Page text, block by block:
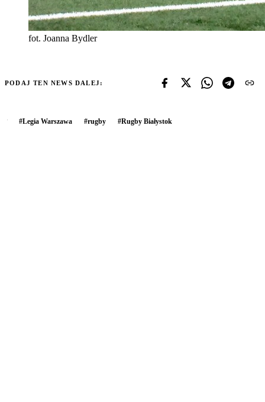
fot. Joanna Bydler
PODAJ TEN NEWS DALEJ:
#Legia Warszawa #rugby #Rugby Białystok